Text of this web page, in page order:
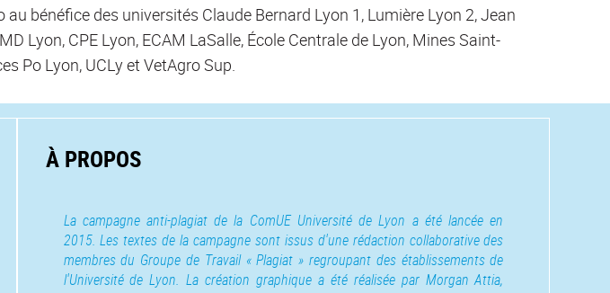
bénéfice des universités Claude Bernard Lyon 1, Lumière Lyon 2, Jean
Lyon, CPE Lyon, ECAM LaSalle, École Centrale de Lyon, Mines Saint-
Po Lyon, UCLy et VetAgro Sup.
À PROPOS
La campagne anti-plagiat de la ComUE Université de Lyon a été lancée en
2015. Les textes de la campagne sont issus d'une rédaction collaborative des
membres du Groupe de Travail « Plagiat » regroupant des établissements de
l'Université de Lyon. La création graphique a été réalisée par Morgan Attia,